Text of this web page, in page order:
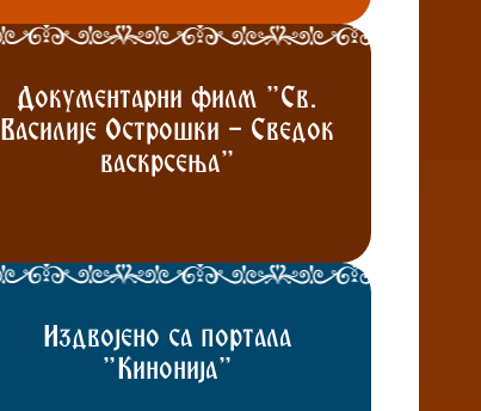
Документарни филм "Св.
Василије Острошки - Сведок
васкрсења"
Издвојено са портала
"Кинонија"